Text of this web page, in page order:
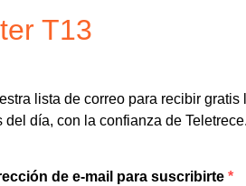
T13
lista de correo para recibir gratis
del día, con la confianza de Teletrece.
de e-mail para suscribirte